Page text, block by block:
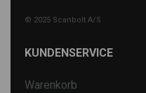
© 2025 Scanbolt A/S
KUNDENSERVICE
Warenkorb